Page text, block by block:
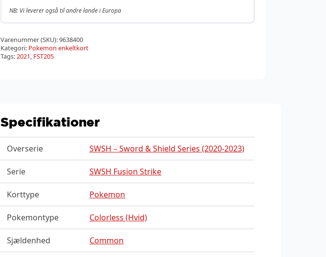
NB: Vi leverer også til andre lande i Europa
Varenummer (SKU):9638400
Kategori: Pokemon enkeltkort
Tags:2021, FST205
Specifikationer
Overserie SWSH – Sword & Shield Series (2020-2023)
Serie SWSH Fusion Strike
Korttype Pokemon
Pokemontype Colorless (Hvid)
Sjældenhed Common